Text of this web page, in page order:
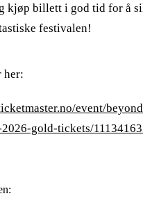
kjøp billett i god tid for å
festivalen!
her:
event/
gold-tickets/